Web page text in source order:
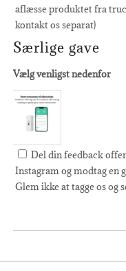
aflæsse produktet fra
kontakt os separat)
Særlige gave
Vælg venligst nedenfor
Del din feedback
Instagram og modtag en
Glem ikke at tagge os og